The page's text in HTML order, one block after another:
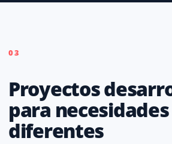
03
Proyectos
para
diferentes